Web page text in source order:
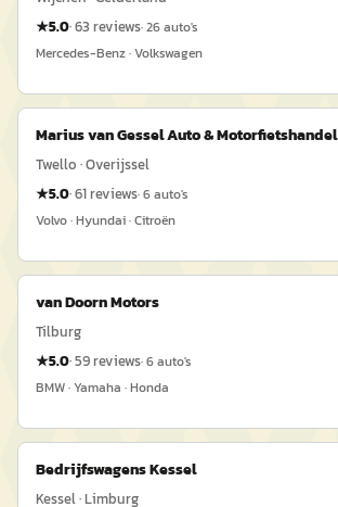
★5.0·63 reviews·26auto's
Mercedes-Benz · Volkswagen
Marius van Gessel Auto & Motorfietshandel
Twello · Overijssel
★5.0·61reviews·6auto's
Volvo · Hyundai · Citroën
van Doorn Motors
Tilburg
★5.0·59reviews·6auto's
BMW · Yamaha · Honda
Bedrijfswagens Kessel
Kessel · Limburg